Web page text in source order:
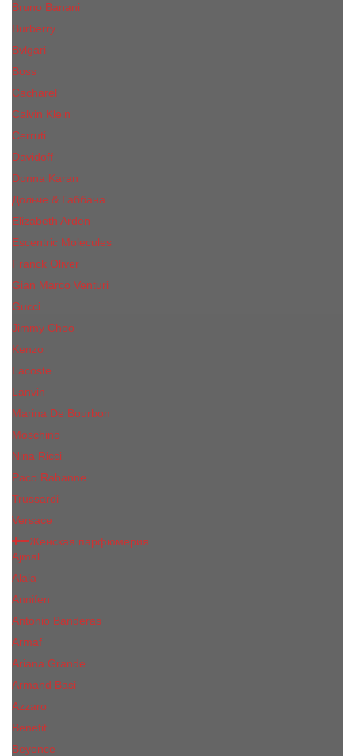
Bruno Banani
Burberry
Bvlgari
Boss
Cacharel
Calvin Klein
Cerruti
Davidoff
Donna Karan
Дольче & Габбана
Elizabeth Arden
Escentric Molecules
Franck Oliver
Gian Marco Venturi
Gucci
Jimmy Choo
Kenzo
Lacoste
Lanvin
Marina De Bourbon
Moschino
Nina Ricci
Paco Rabanne
Trussardi
Versace
Женская парфюмерия
Ajmal
Alaia
Annifen
Antonio Banderas
Armaf
Ariana Grande
Armand Basi
Azzaro
Benefit
Beyonce